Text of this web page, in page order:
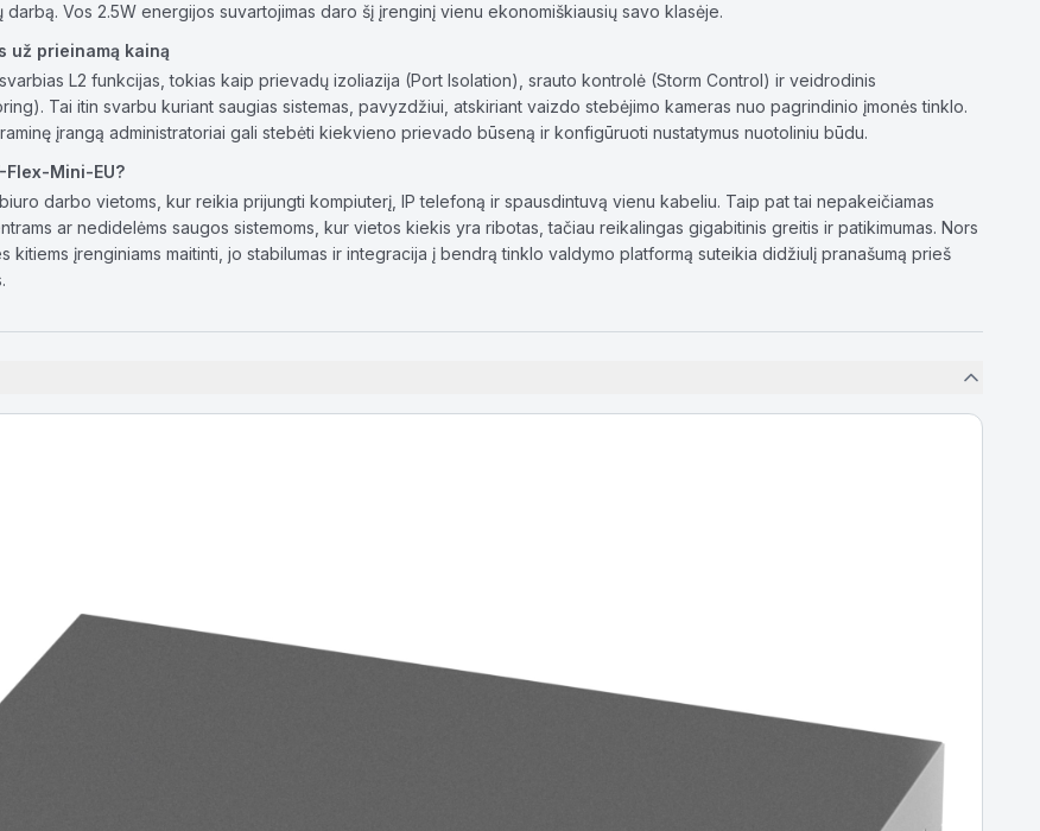
Vos 2.5W energijos suvartojimas daro šį įrenginį vienu ekonomiškiausių savo klasėje.
už prieinamą kainą
L2 funkcijas, tokias kaip prievadų izoliazija (Port Isolation), srauto kontrolė (Storm Control) ir veidrodinis
Tai itin svarbu kuriant saugias sistemas, pavyzdžiui, atskiriant vaizdo stebėjimo kameras nuo pagrindinio įmonės tinklo.
įrangą administratoriai gali stebėti kiekvieno prievado būseną ir konfigūruoti nustatymus nuotoliniu būdu.
Flex-Mini-EU?
darbo vietoms, kur reikia prijungti kompiuterį, IP telefoną ir spausdintuvą vienu kabeliu. Taip pat tai nepakeičiamas
ar nedidelėms saugos sistemoms, kur vietos kiekis yra ribotas, tačiau reikalingas gigabitinis greitis ir patikimumas. Nors
kitiems įrenginiams maitinti, jo stabilumas ir integracija į bendrą tinklo valdymo platformą suteikia didžiulį pranašumą prieš